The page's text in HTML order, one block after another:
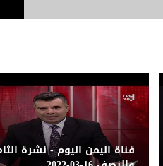
قناة اليمن اليوم - نشرة